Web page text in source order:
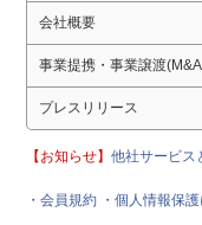
会社概要
事業提携・事業譲渡
プレスリリース
【お知らせ】他社サービス
・会員規約 ・個人情報保